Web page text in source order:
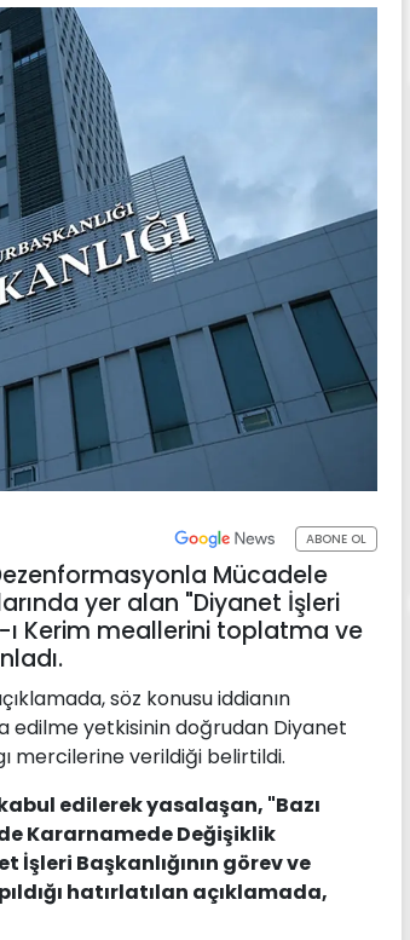
ABONE OL
Mücadele
yer alan "Diyanet İşleri
ı Kerim meallerini toplatma ve
söz konusu iddianın
edilme yetkisinin doğrudan Diyanet
mercilerine verildiği belirtildi.
edilerek yasalaşan, "Bazı
Kararnamede Değişiklik
İşleri Başkanlığının görev ve
hatırlatılan açıklamada,